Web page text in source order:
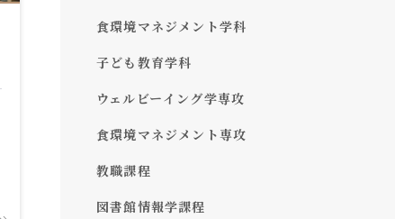
食環境マネジメント学科
子ども教育学科
ウェルビーイング学専攻
食環境マネジメント専攻
教職課程
図書館情報学課程